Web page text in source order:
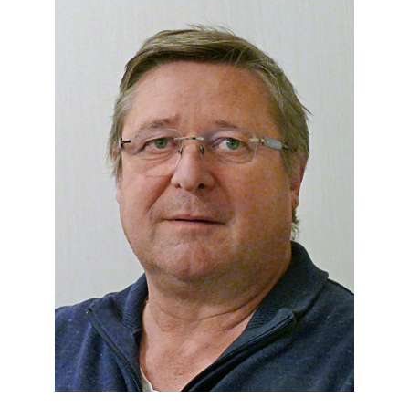
weiter lesen